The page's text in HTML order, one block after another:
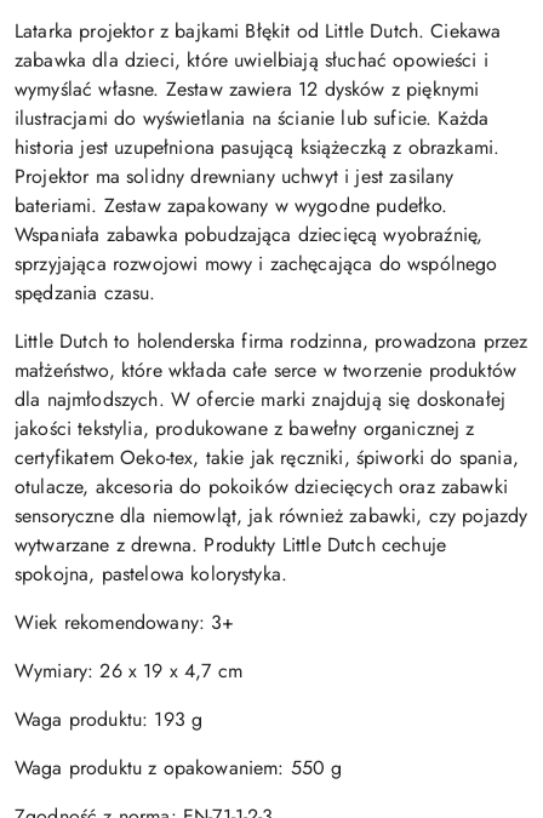
Latarka projektor z bajkami Błękit od Little Dutch. Ciekawa
zabawka dla dzieci, które uwielbiają słuchać opowieści i
wymyślać własne. Zestaw zawiera 12 dysków z pięknymi
ilustracjami do wyświetlania na ścianie lub suficie. Każda
historia jest uzupełniona pasującą książeczką z obrazkami.
Projektor ma solidny drewniany uchwyt i jest zasilany
bateriami. Zestaw zapakowany w wygodne pudełko.
Wspaniała zabawka pobudzająca dziecięcą wyobraźnię,
sprzyjająca rozwojowi mowy i zachęcająca do wspólnego
spędzania czasu.
Little Dutch to holenderska firma rodzinna, prowadzona przez
małżeństwo, które wkłada całe serce w tworzenie produktów
dla najmłodszych. W ofercie marki znajdują się doskonałej
jakości tekstylia, produkowane z bawełny organicznej z
certyfikatem Oeko-tex, takie jak ręczniki, śpiworki do spania,
otulacze, akcesoria do pokoików dziecięcych oraz zabawki
sensoryczne dla niemowląt, jak również zabawki, czy pojazdy
wytwarzane z drewna. Produkty Little Dutch cechuje
spokojna, pastelowa kolorystyka.
Wiek rekomendowany: 3+
Wymiary: 26 x 19 x 4,7 cm
Waga produktu: 193 g
Waga produktu z opakowaniem: 550 g